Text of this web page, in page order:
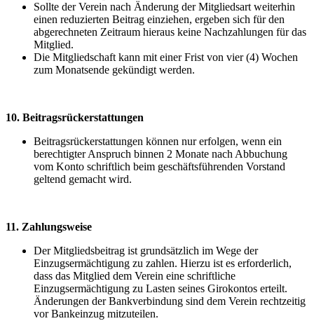
Sollte der Verein nach Änderung der Mitgliedsart weiterhin
einen reduzierten Beitrag einziehen, ergeben sich für den
abgerechneten Zeitraum hieraus keine Nachzahlungen für das
Mitglied.
Die Mitgliedschaft kann mit einer Frist von vier (4) Wochen
zum Monatsende gekündigt werden.
10. Beitragsrückerstattungen
Beitragsrückerstattungen können nur erfolgen, wenn ein
berechtigter Anspruch binnen 2 Monate nach Abbuchung
vom Konto schriftlich beim geschäftsführenden Vorstand
geltend gemacht wird.
11. Zahlungsweise
Der Mitgliedsbeitrag ist grundsätzlich im Wege der
Einzugsermächtigung zu zahlen. Hierzu ist es erforderlich,
dass das Mitglied dem Verein eine schriftliche
Einzugsermächtigung zu Lasten seines Girokontos erteilt.
Änderungen der Bankverbindung sind dem Verein rechtzeitig
vor Bankeinzug mitzuteilen.